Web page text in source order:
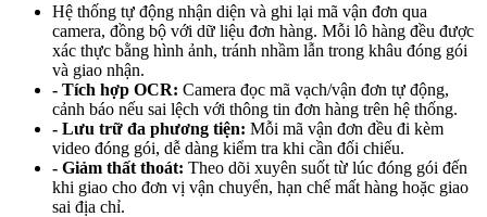
Hệ thống tự động nhận diện và ghi lại mã vận đơn qua
camera, đồng bộ với dữ liệu đơn hàng. Mỗi lô hàng đều được
xác thực bằng hình ảnh, tránh nhầm lẫn trong khâu đóng gói
và giao nhận.
- Tích hợp OCR: Camera đọc mã vạch/vận đơn tự động,
cảnh báo nếu sai lệch với thông tin đơn hàng trên hệ thống.
- Lưu trữ đa phương tiện: Mỗi mã vận đơn đều đi kèm
video đóng gói, dễ dàng kiểm tra khi cần đối chiếu.
- Giảm thất thoát: Theo dõi xuyên suốt từ lúc đóng gói đến
khi giao cho đơn vị vận chuyển, hạn chế mất hàng hoặc giao
sai địa chỉ.